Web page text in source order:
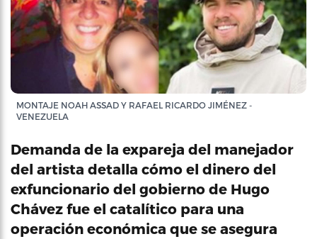
MONTAJE NOAH ASSAD Y RAFAEL RICARDO JIMÉNEZ -
VENEZUELA
Demanda de la expareja del manejador
del artista detalla cómo el dinero del
exfuncionario del gobierno de Hugo
Chávez fue el catalítico para una
operación económica que se asegura